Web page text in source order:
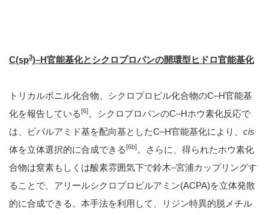
C(sp3)–H官能基化とシクロプロパンの開環型ヒドロ官能基化
トリカルボニル化合物、シクロプロピル化合物のC–H官能基
化を報告している [6] 。シクロプロパンのC–Hホウ素化反応で
は、ピバルアミド基を配向基としたC–H官能基化により、 cis
体を立体選択的に合成できる [6b] 。さらに、得られたホウ素化
合物は窒素もしくは酸素雰囲気下で鈴木–宮浦カップリングす
ることで、アリールシクロプロピルアミン(ACPA)を立体発散
的に合成できる。本手法を利用して、リジン特異的脱メチル